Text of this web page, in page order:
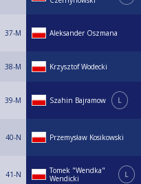
37-M Aleksander Oszmana
38-M Krzysztof Wodecki
39-M Szahin Bajramow L
40-N Przemysław Kosikowski
41-N
Tomek "Wendka"
Wendicki
L